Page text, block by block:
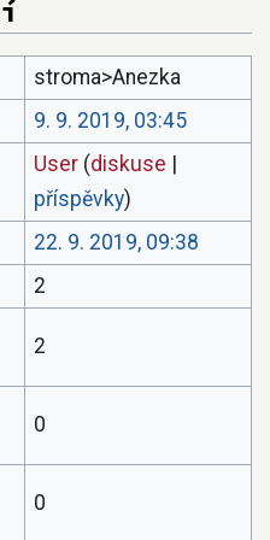
stroma>Anezka
9. 9. 2019, 03:45
User (diskuse |
příspěvky)
22. 9. 2019, 09:38
2
2
0
0